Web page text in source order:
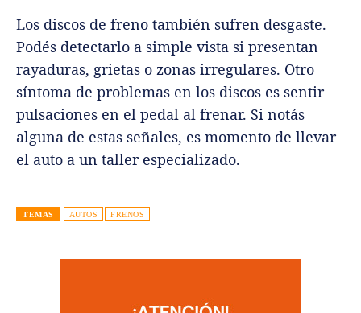
Los discos de freno también sufren desgaste.
Podés detectarlo a simple vista si presentan
rayaduras, grietas o zonas irregulares. Otro
síntoma de problemas en los discos es sentir
pulsaciones en el pedal al frenar. Si notás
alguna de estas señales, es momento de llevar
el auto a un taller especializado.
TEMAS AUTOS FRENOS